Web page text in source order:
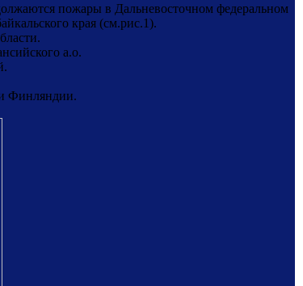
пожары в Дальневосточном федеральном
края (см.рис.1).
а.о.
Финляндии.